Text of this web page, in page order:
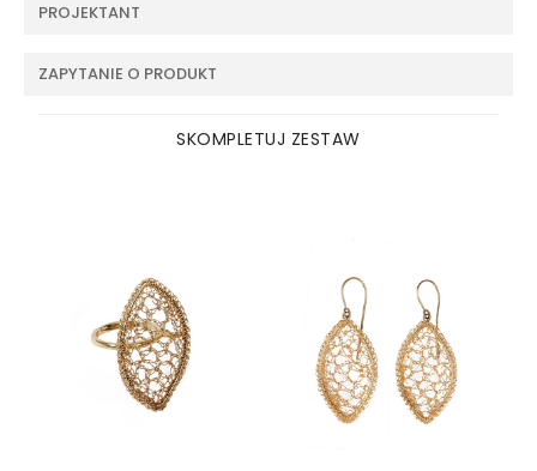
PROJEKTANT
ZAPYTANIE O PRODUKT
SKOMPLETUJ ZESTAW